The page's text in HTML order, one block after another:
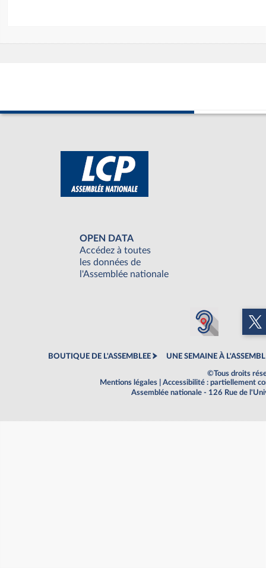
OPEN DATA
Accédez à toutes
les données de
l'Assemblée nationale
BOUTIQUE DE L'ASSEMBLEE UNE SEMAINE À
©Tous droits
Mentions légales
Accessibilité : partiellement
Assemblée nationale - 126 Rue de